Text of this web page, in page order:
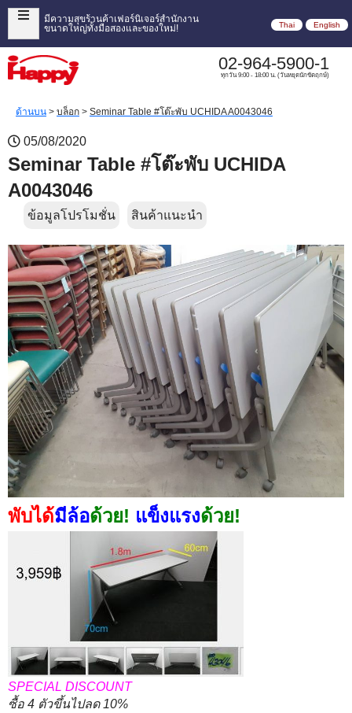
มีความสุขร้านค้าเฟอร์นิเจอร์สำนักงาน
ขนาดใหญ่ทั้งมือสองและของใหม่!
Thai English
02-964-5900-1
ทุกวัน 9:00 - 18:00 น. (วันหยุดนักขัตฤกษ์)
ด้านบน > บล็อก > Seminar Table #โต๊ะพับ UCHIDA A0043046
05/08/2020
Seminar Table #โต๊ะพับ UCHIDA
A0043046
ข้อมูลโปรโมชั่น สินค้าแนะนำ
พับได้มีล้อด้วย! แข็งแรงด้วย!
SPECIAL DISCOUNT
ซื้อ 4 ตัวขึ้นไปลด 10%